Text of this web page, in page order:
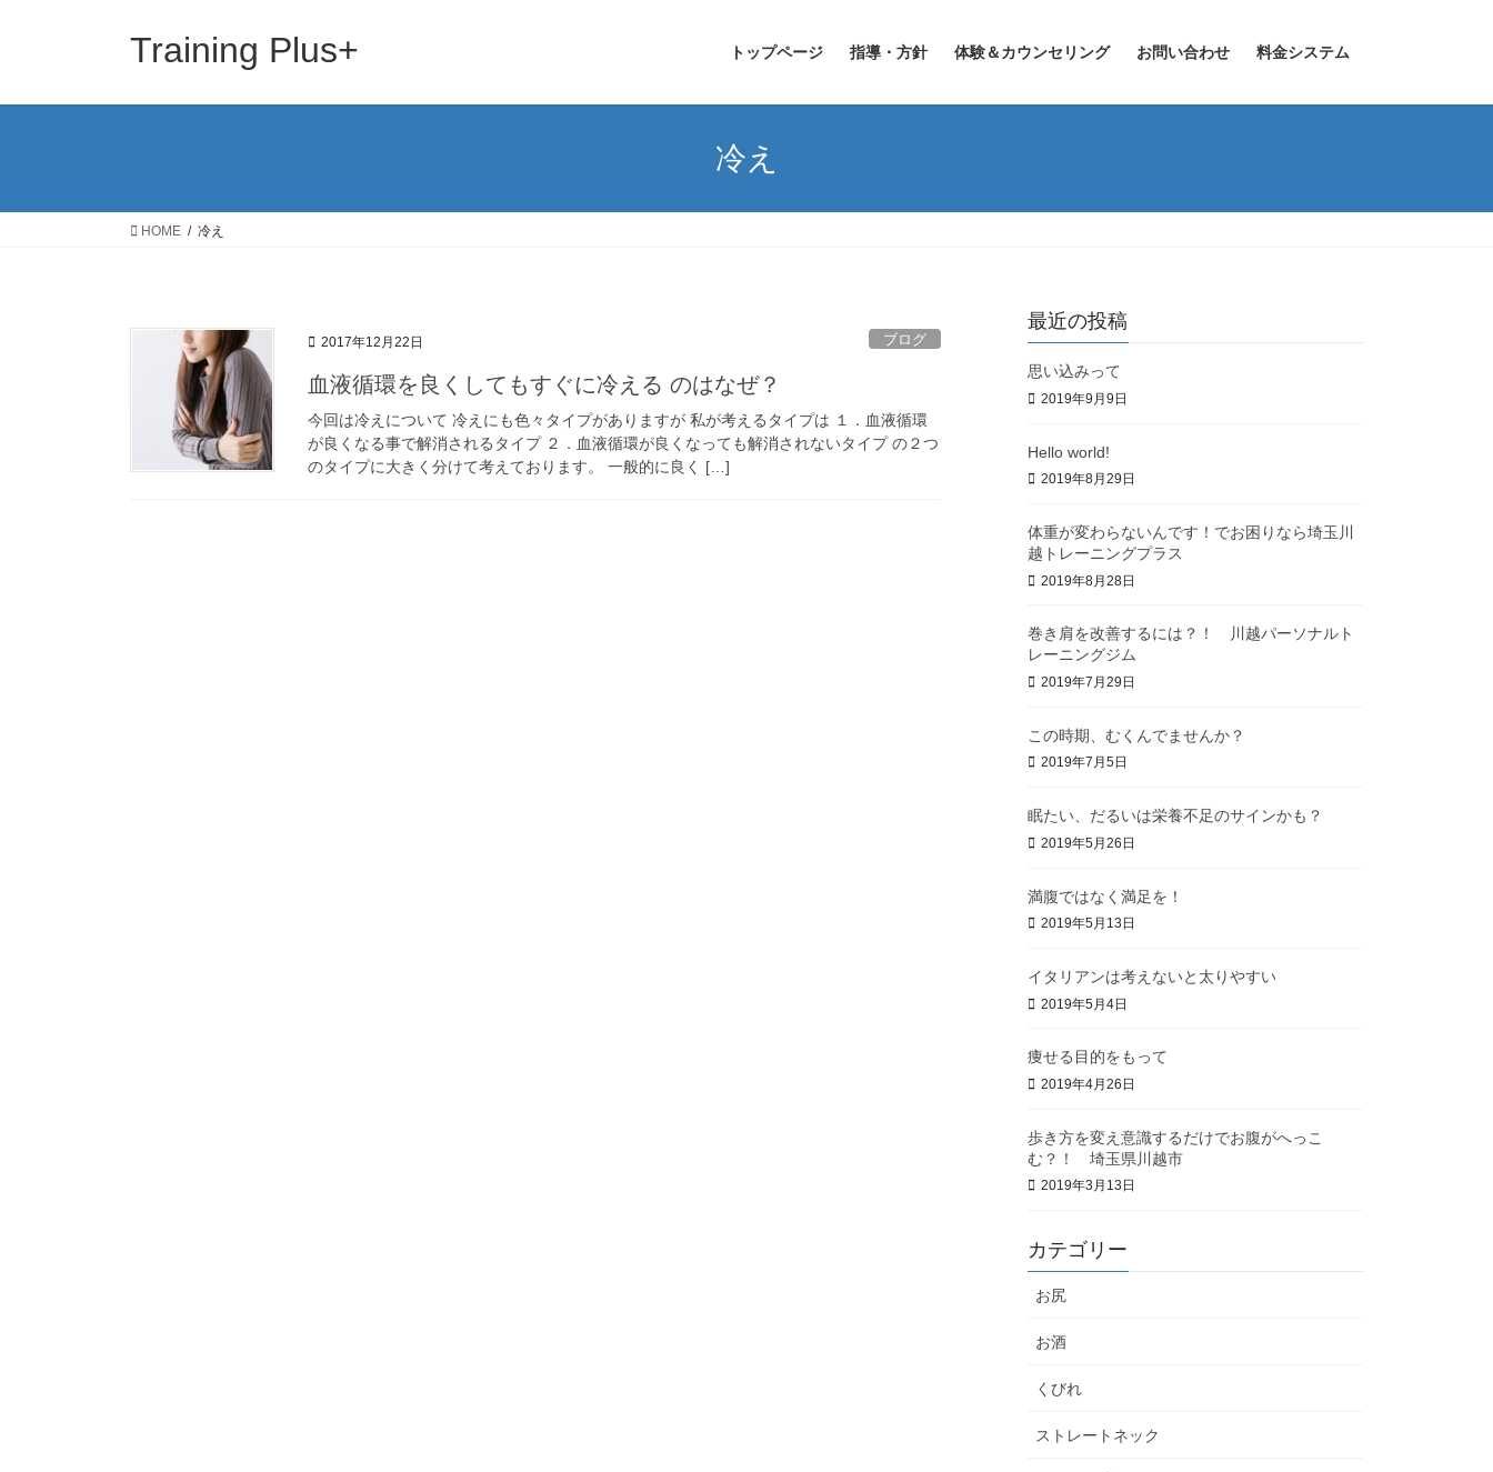
Training Plus+ トップページ 指導・方針 体験＆カウンセリング お問い合わせ 料金システム
冷え
HOME 冷え
2017年12月22日 ブログ
血液循環を良くしてもすぐに冷える のはなぜ？
今回は冷えについて 冷えにも色々タイプがありますが 私が考えるタイプは １．血液循環
が良くなる事で解消されるタイプ ２．血液循環が良くなっても解消されないタイプ の２つ
のタイプに大きく分けて考えております。 一般的に良く […]
最近の投稿
思い込みって
2019年9月9日
Hello world!
2019年8月29日
体重が変わらないんです！でお困りなら埼玉川
越トレーニングプラス
2019年8月28日
巻き肩を改善するには？！ 川越パーソナルト
レーニングジム
2019年7月29日
この時期、むくんでませんか？
2019年7月5日
眠たい、だるいは栄養不足のサインかも？
2019年5月26日
満腹ではなく満足を！
2019年5月13日
イタリアンは考えないと太りやすい
2019年5月4日
痩せる目的をもって
2019年4月26日
歩き方を変え意識するだけでお腹がへっこ
む？！ 埼玉県川越市
2019年3月13日
カテゴリー
お尻
お酒
くびれ
ストレートネック